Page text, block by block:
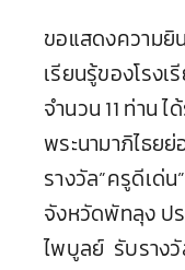
ขอแสดงความ
เรียนรู้ของโรง
จำนวน 11 ท่าน
พระนามาภิไธย
รางวัล”ครูดีเด่
จังหวัดพัทลุง ป
ไพบูลย์ รับราง